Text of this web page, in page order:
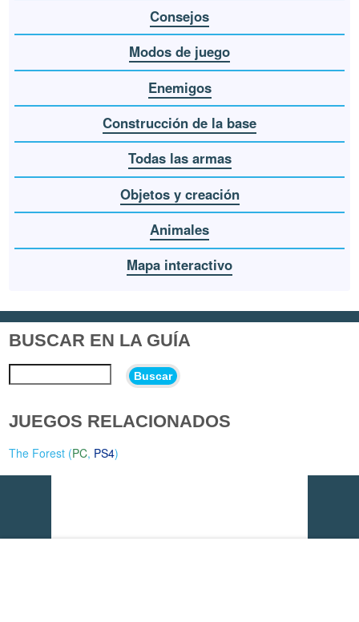
Consejos
Modos de juego
Enemigos
Construcción de la base
Todas las armas
Objetos y creación
Animales
Mapa interactivo
BUSCAR EN LA GUÍA
Buscar
JUEGOS RELACIONADOS
The Forest (PC, PS4)